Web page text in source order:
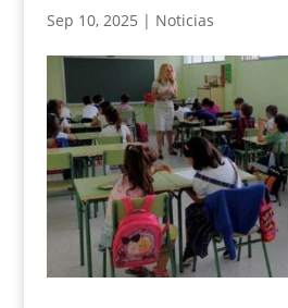
Sep 10, 2025 | Noticias